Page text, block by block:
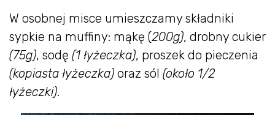
W osobnej misce umieszczamy składniki
sypkie na muffiny: mąkę (200g), drobny cukier
(75g), sodę (1 łyżeczka), proszek do pieczenia
(kopiasta łyżeczka) oraz sól (około 1/2
łyżeczki).